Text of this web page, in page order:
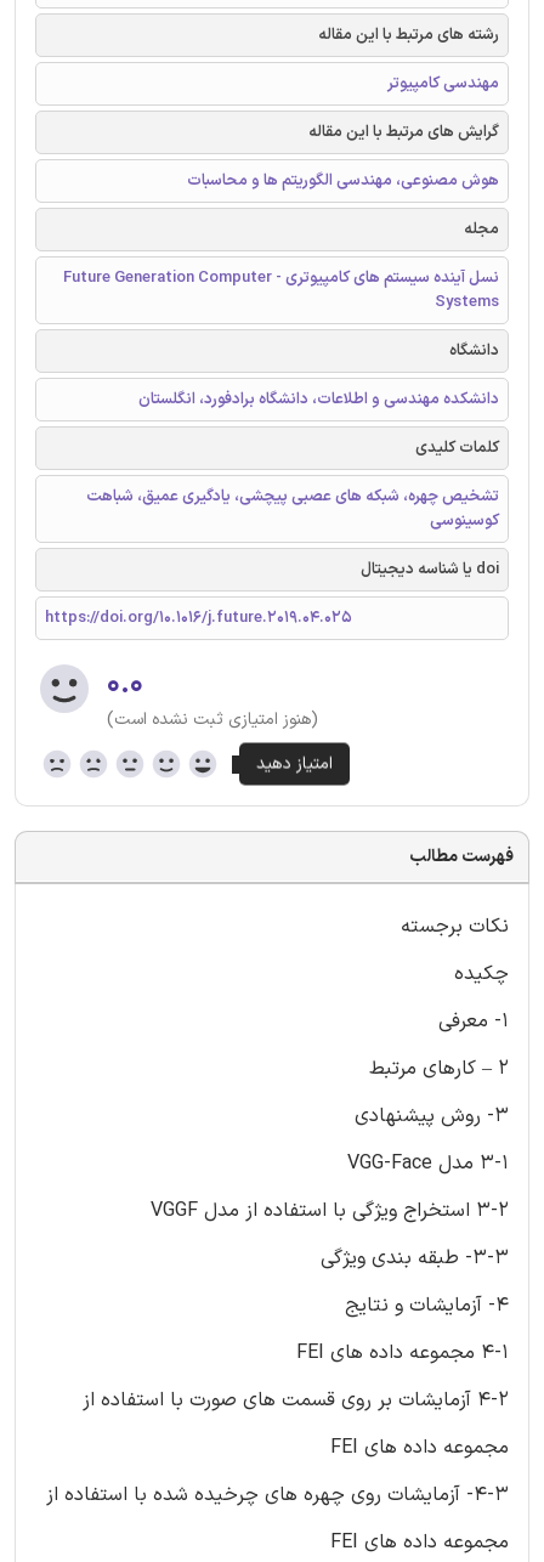
رشته های مرتبط با این مقاله
مهندسی کامپیوتر
گرایش های مرتبط با این مقاله
هوش مصنوعی، مهندسی الگوریتم ها و محاسبات
مجله
نسل آینده سیستم های کامپیوتری - Future Generation Computer
Systems
دانشگاه
دانشکده مهندسی و اطلاعات، دانشگاه برادفورد، انگلستان
کلمات کلیدی
تشخیص چهره، شبکه های عصبی پیچشی، یادگیری عمیق، شباهت
کوسینوسی
doi یا شناسه دیجیتال
https://doi.org/10.1016/j.future.2019.04.025
۰.۰
(هنوز امتیازی ثبت نشده است)
فهرست مطالب
نکات برجسته
چکیده
1- معرفی
2 – کارهای مرتبط
3- روش پیشنهادی
3-1 مدل VGG-Face
3-2 استخراج ویژگی با استفاده از مدل VGGF
3-3- طبقه بندی ویژگی
4- آزمایشات و نتایج
4-1 مجموعه داده های FEI
4-2 آزمایشات بر روی قسمت های صورت با استفاده از
مجموعه داده های FEI
4-3- آزمایشات روی چهره های چرخیده شده با استفاده از
مجموعه داده های FEI